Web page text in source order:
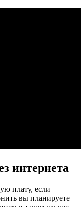
интернета
плату, если
вы планируете